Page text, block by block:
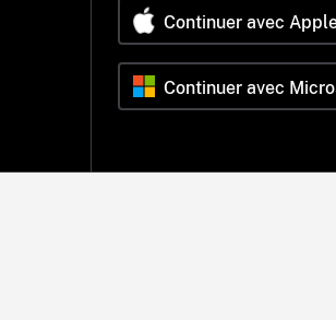
Continuer avec
Continuer avec